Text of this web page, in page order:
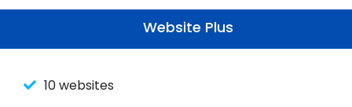
Website Plus
10 websites